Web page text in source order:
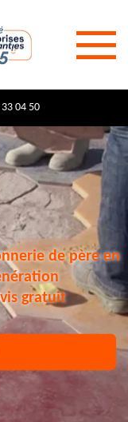
04 50
de père en
gratuit